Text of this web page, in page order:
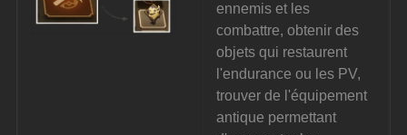
ennemis et les
combattre, obtenir des
objets qui restaurent
l'endurance ou les PV,
trouver de l'équipement
antique permettant